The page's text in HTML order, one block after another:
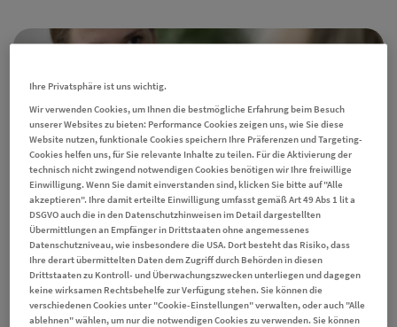
AdobeStock_604686049
Ihre Privatsphäre ist uns wichtig.
Wir verwenden Cookies, um Ihnen die bestmögliche Erfahrung beim Besuch
unserer Websites zu bieten: Performance Cookies zeigen uns, wie Sie diese
Website nutzen, funktionale Cookies speichern Ihre Präferenzen und Targeting-
Cookies helfen uns, für Sie relevante Inhalte zu teilen. Für die Aktivierung der
technisch nicht zwingend notwendigen Cookies benötigen wir Ihre freiwillige
Einwilligung. Wenn Sie damit einverstanden sind, klicken Sie bitte auf "Alle
akzeptieren". Ihre damit erteilte Einwilligung umfasst gemäß Art 49 Abs 1 lit a
DSGVO auch die in den Datenschutzhinweisen im Detail dargestellten
Übermittlungen an Empfänger in Drittstaaten ohne angemessenes
Datenschutzniveau, wie insbesondere die USA. Dort besteht das Risiko, dass
Ihre derart übermittelten Daten dem Zugriff durch Behörden in diesen
Drittstaaten zu Kontroll- und Überwachungszwecken unterliegen und dagegen
keine wirksamen Rechtsbehelfe zur Verfügung stehen. Sie können die
verschiedenen Cookies unter "Cookie-Einstellungen" verwalten, oder auch "Alle
ablehnen" wählen, um nur die notwendigen Cookies zu verwenden. Sie können